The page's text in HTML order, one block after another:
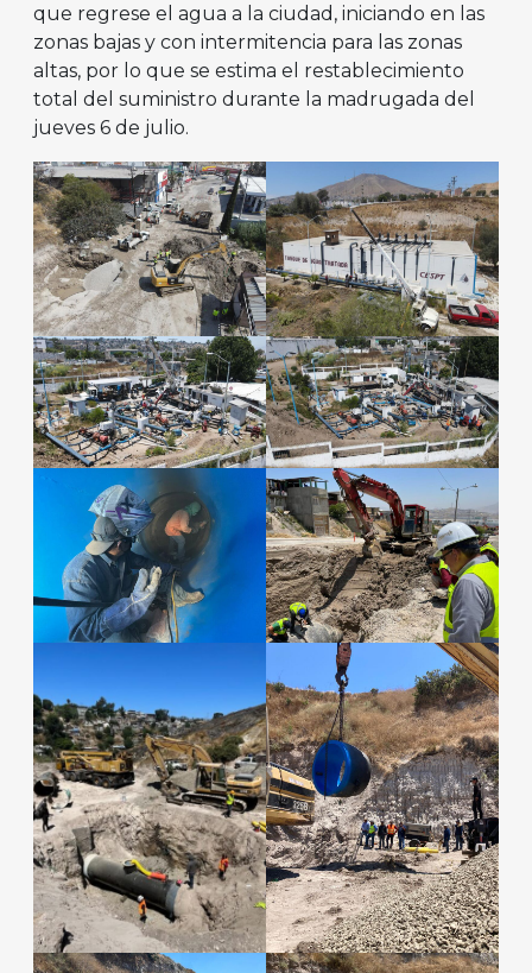
que regrese el agua a la ciudad, iniciando en las
zonas bajas y con intermitencia para las zonas
altas, por lo que se estima el restablecimiento
total del suministro durante la madrugada del
jueves 6 de julio.